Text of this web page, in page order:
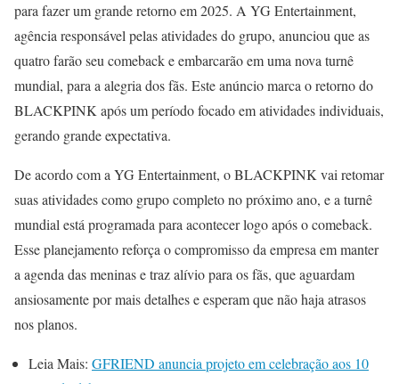
para fazer um grande retorno em 2025. A YG Entertainment,
agência responsável pelas atividades do grupo, anunciou que as
quatro farão seu comeback e embarcarão em uma nova turnê
mundial, para a alegria dos fãs. Este anúncio marca o retorno do
BLACKPINK após um período focado em atividades individuais,
gerando grande expectativa.
De acordo com a YG Entertainment, o BLACKPINK vai retomar
suas atividades como grupo completo no próximo ano, e a turnê
mundial está programada para acontecer logo após o comeback.
Esse planejamento reforça o compromisso da empresa em manter
a agenda das meninas e traz alívio para os fãs, que aguardam
ansiosamente por mais detalhes e esperam que não haja atrasos
nos planos.
Leia Mais: GFRIEND anuncia projeto em celebração aos 10